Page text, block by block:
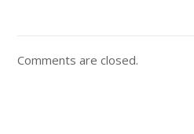
Comments are closed.